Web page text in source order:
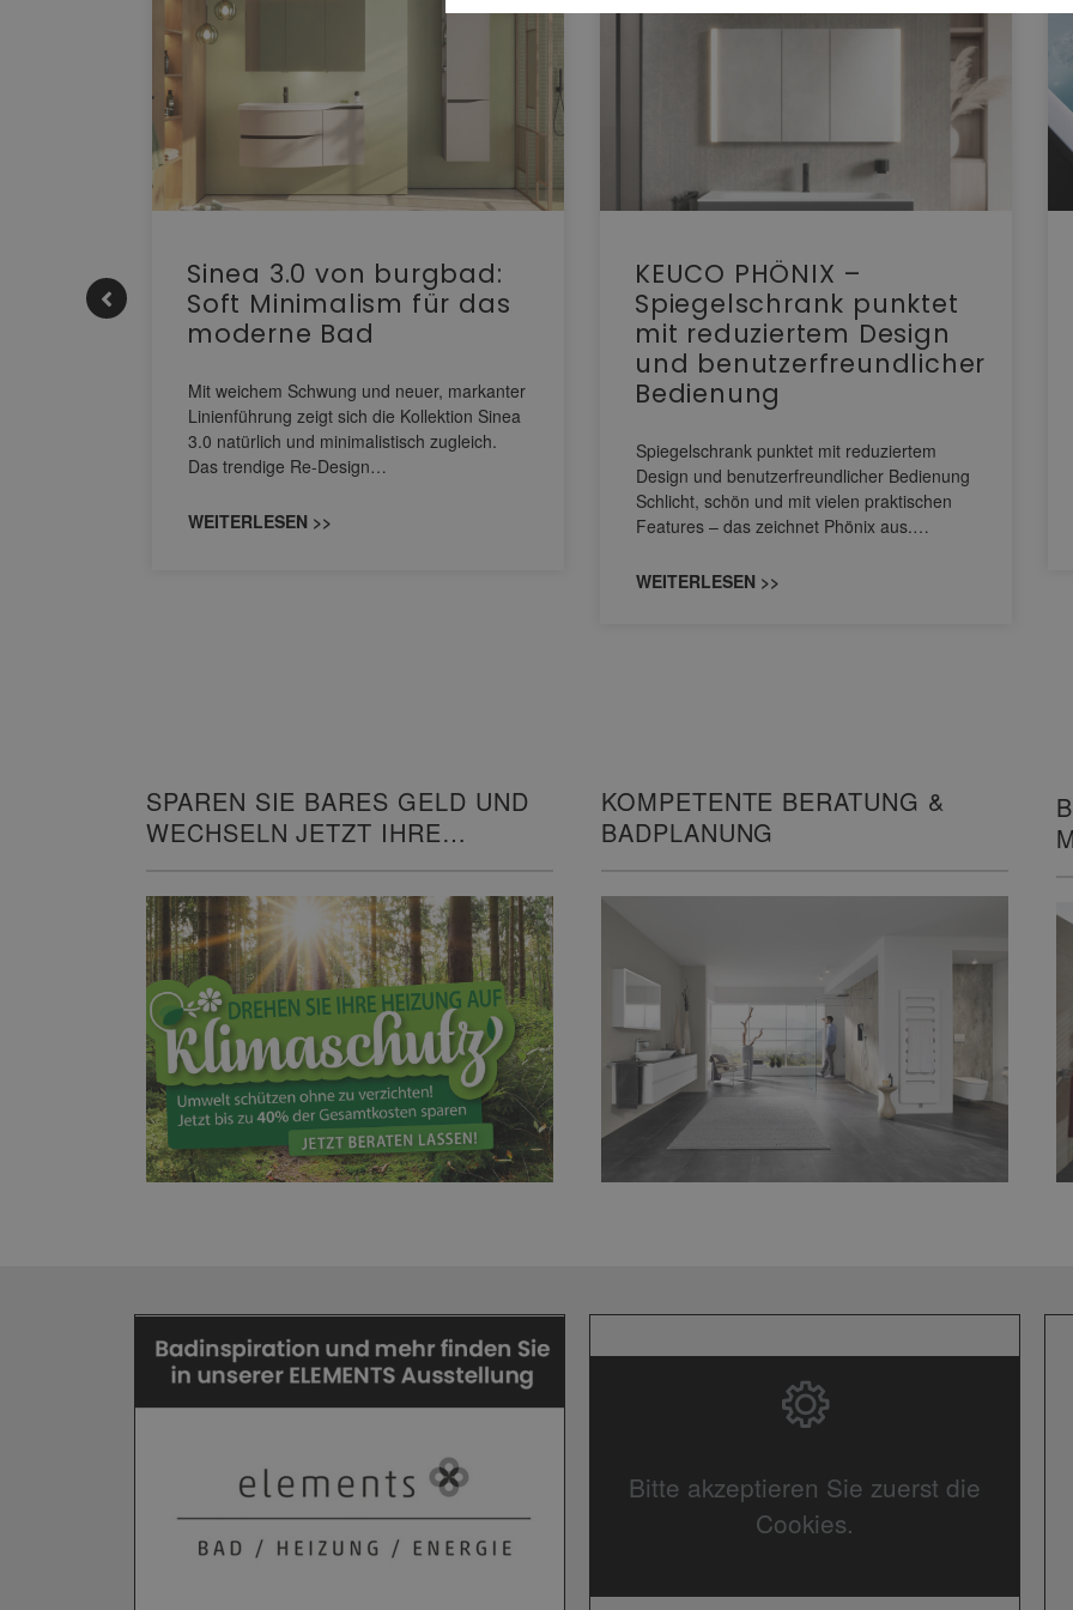
Sinea 3.0 von burgbad:
Soft Minimalism für das
moderne Bad
Mit weichem Schwung und neuer, markanter
Linienführung zeigt sich die Kollektion Sinea
3.0 natürlich und minimalistisch zugleich.
Das trendige Re-Design…
WEITERLESEN >>
KEUCO PHÖNIX –
Spiegelschrank punktet
mit reduziertem Design
und benutzerfreundlicher
Bedienung
Spiegelschrank punktet mit reduziertem
Design und benutzerfreundlicher Bedienung
Schlicht, schön und mit vielen praktischen
Features – das zeichnet Phönix aus.…
WEITERLESEN >>
SPAREN SIE BARES GELD UND
WECHSELN JETZT IHRE
KOMPETENTE BERATUNG &
BADPLANUNG
Bitte akzeptieren Sie zuerst die
Cookies.